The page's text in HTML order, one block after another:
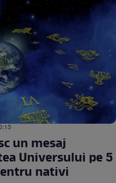
un mesaj
Universului pe 5
nativi